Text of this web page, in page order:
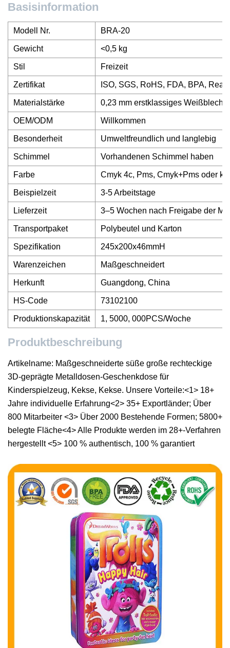
Basisinformation
Modell Nr. BRA-20
Gewicht <0,5 kg
Stil Freizeit
Zertifikat ISO, SGS, RoHS, FDA, BPA,
Materialstärke 0,23 mm erstklassiges Weißblech
OEM/ODM Willkommen
Besonderheit Umweltfreundlich und langlebig
Schimmel Vorhandenen Schimmel haben
Farbe Cmyk 4c, Pms, Cmyk+Pms oder
Beispielzeit 3-5 Arbeitstage
Lieferzeit 3–5 Wochen nach Freigabe der
Transportpaket Polybeutel und Karton
Spezifikation 245x200x46mmH
Warenzeichen Maßgeschneidert
Herkunft Guangdong, China
HS-Code 73102100
Produktionskapazität 1, 5000, 000PCS/Woche
Produktbeschreibung
Artikelname: Maßgeschneiderte süße große rechteckige
3D-geprägte Metalldosen-Geschenkdose für
Kinderspielzeug, Kekse, Kekse. Unsere Vorteile:<1> 18+
Jahre individuelle Erfahrung<2> 35+ Exportländer; Über
800 Mitarbeiter <3> Über 2000 Bestehende Formen; 5800+
belegte Fläche<4> Alle Produkte werden im 28+-Verfahren
hergestellt <5> 100 % authentisch, 100 % garantiert